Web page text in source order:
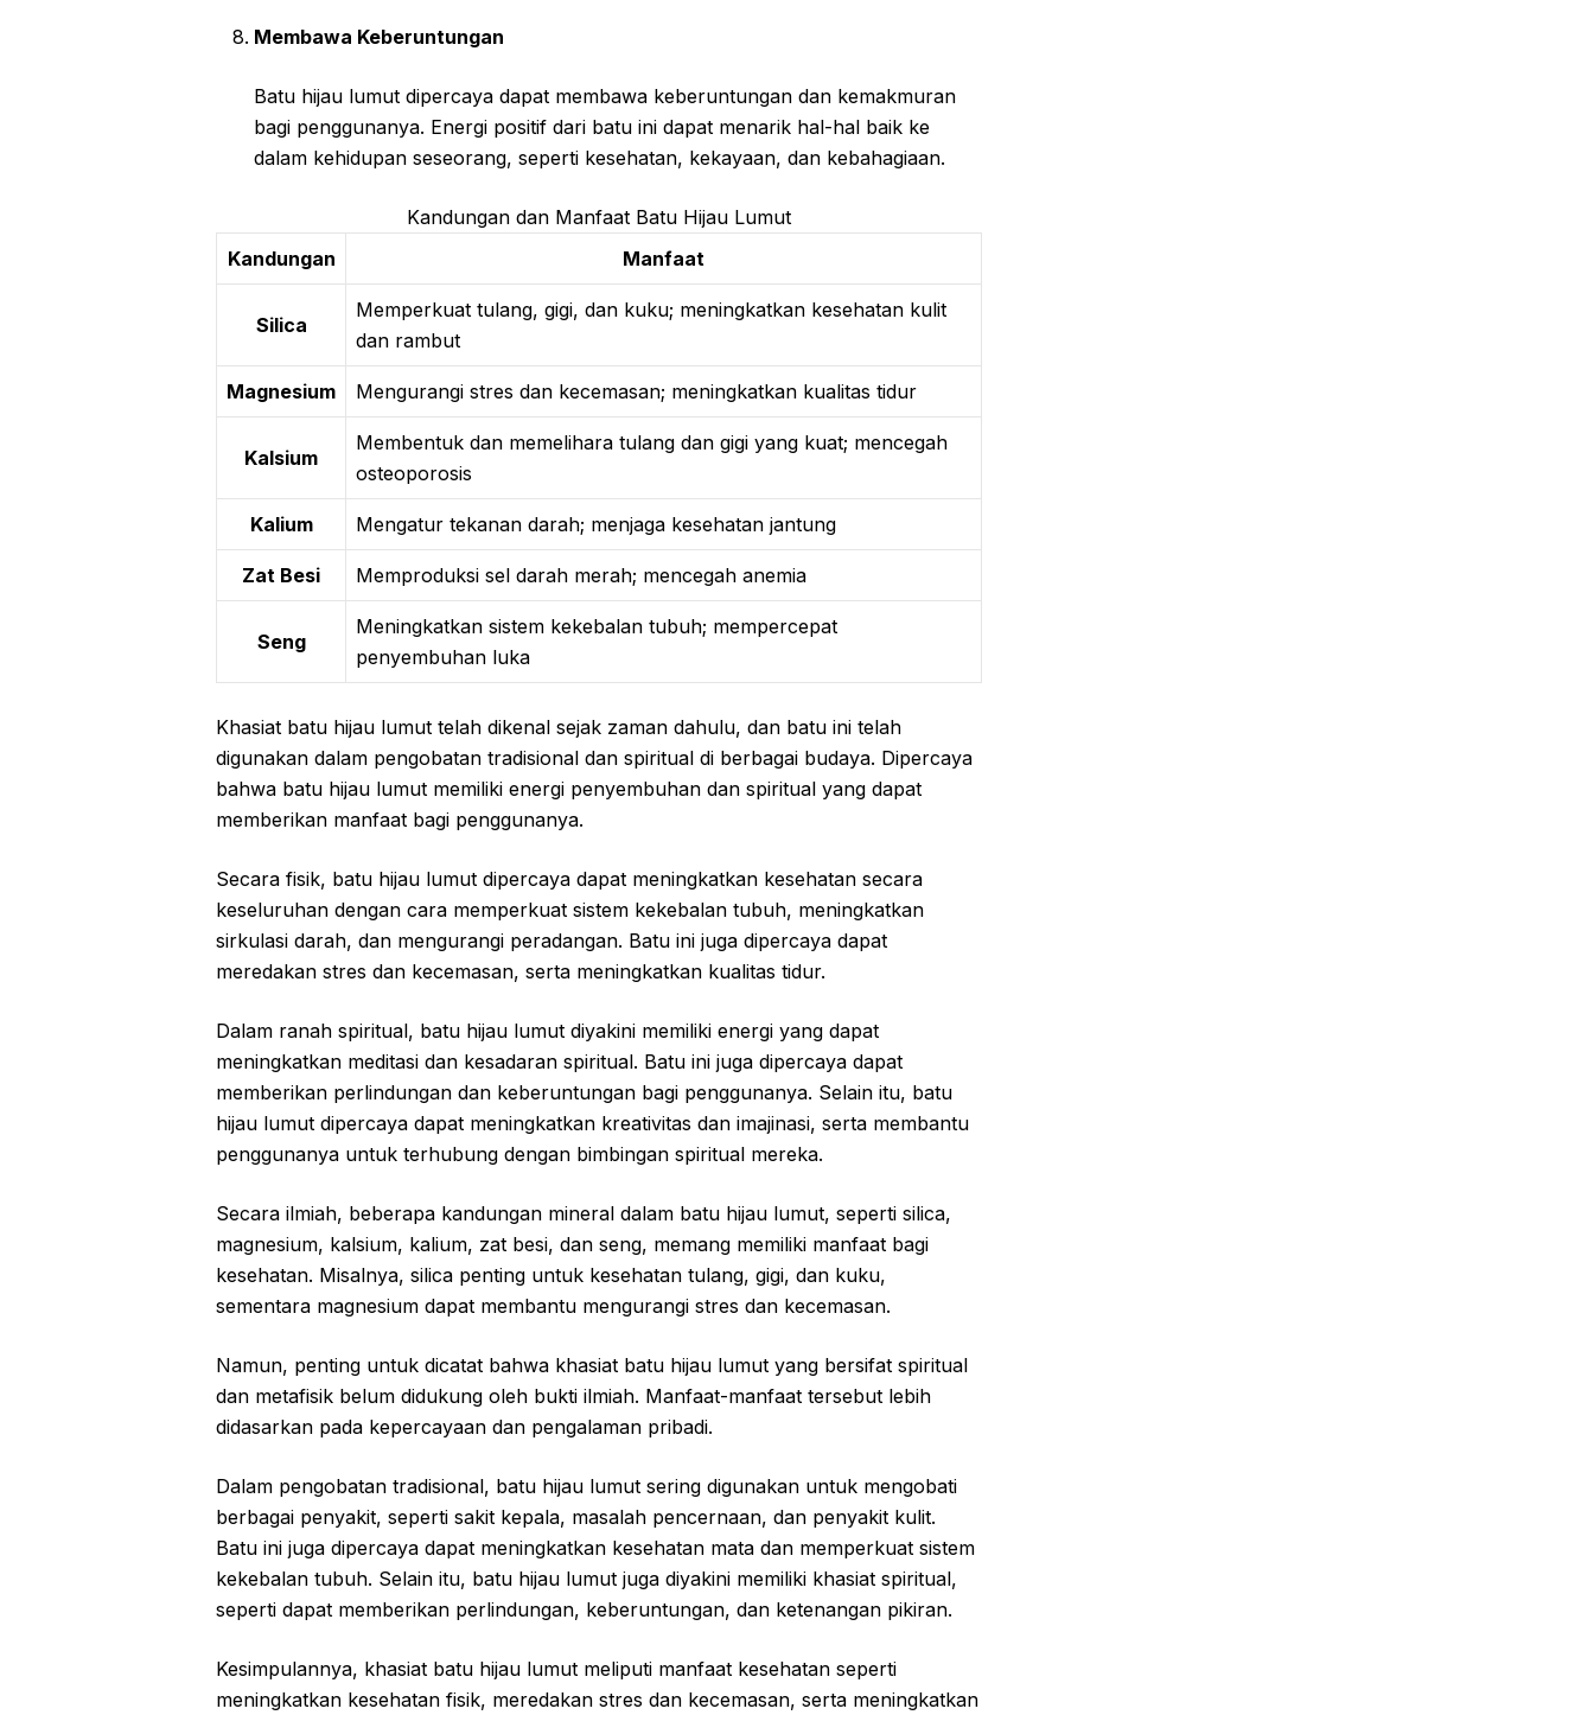
Membawa Keberuntungan
Batu hijau lumut dipercaya dapat membawa keberuntungan dan kemakmuran
bagi penggunanya. Energi positif dari batu ini dapat menarik hal-hal baik ke
dalam kehidupan seseorang, seperti kesehatan, kekayaan, dan kebahagiaan.
Kandungan dan Manfaat Batu Hijau Lumut
Kandungan
Manfaat
Silica
Memperkuat tulang, gigi, dan kuku; meningkatkan kesehatan kulit
dan rambut
Magnesium Mengurangi stres dan kecemasan; meningkatkan kualitas tidur
Kalsium
Membentuk dan memelihara tulang dan gigi yang kuat; mencegah
osteoporosis
Kalium Mengatur tekanan darah; menjaga kesehatan jantung
Zat Besi Memproduksi sel darah merah; mencegah anemia
Seng
Meningkatkan sistem kekebalan tubuh; mempercepat
penyembuhan luka
Khasiat batu hijau lumut telah dikenal sejak zaman dahulu, dan batu ini telah
digunakan dalam pengobatan tradisional dan spiritual di berbagai budaya. Dipercaya
bahwa batu hijau lumut memiliki energi penyembuhan dan spiritual yang dapat
memberikan manfaat bagi penggunanya.
Secara fisik, batu hijau lumut dipercaya dapat meningkatkan kesehatan secara
keseluruhan dengan cara memperkuat sistem kekebalan tubuh, meningkatkan
sirkulasi darah, dan mengurangi peradangan. Batu ini juga dipercaya dapat
meredakan stres dan kecemasan, serta meningkatkan kualitas tidur.
Dalam ranah spiritual, batu hijau lumut diyakini memiliki energi yang dapat
meningkatkan meditasi dan kesadaran spiritual. Batu ini juga dipercaya dapat
memberikan perlindungan dan keberuntungan bagi penggunanya. Selain itu, batu
hijau lumut dipercaya dapat meningkatkan kreativitas dan imajinasi, serta membantu
penggunanya untuk terhubung dengan bimbingan spiritual mereka.
Secara ilmiah, beberapa kandungan mineral dalam batu hijau lumut, seperti silica,
magnesium, kalsium, kalium, zat besi, dan seng, memang memiliki manfaat bagi
kesehatan. Misalnya, silica penting untuk kesehatan tulang, gigi, dan kuku,
sementara magnesium dapat membantu mengurangi stres dan kecemasan.
Namun, penting untuk dicatat bahwa khasiat batu hijau lumut yang bersifat spiritual
dan metafisik belum didukung oleh bukti ilmiah. Manfaat-manfaat tersebut lebih
didasarkan pada kepercayaan dan pengalaman pribadi.
Dalam pengobatan tradisional, batu hijau lumut sering digunakan untuk mengobati
berbagai penyakit, seperti sakit kepala, masalah pencernaan, dan penyakit kulit.
Batu ini juga dipercaya dapat meningkatkan kesehatan mata dan memperkuat sistem
kekebalan tubuh. Selain itu, batu hijau lumut juga diyakini memiliki khasiat spiritual,
seperti dapat memberikan perlindungan, keberuntungan, dan ketenangan pikiran.
Kesimpulannya, khasiat batu hijau lumut meliputi manfaat kesehatan seperti
meningkatkan kesehatan fisik, meredakan stres dan kecemasan, serta meningkatkan